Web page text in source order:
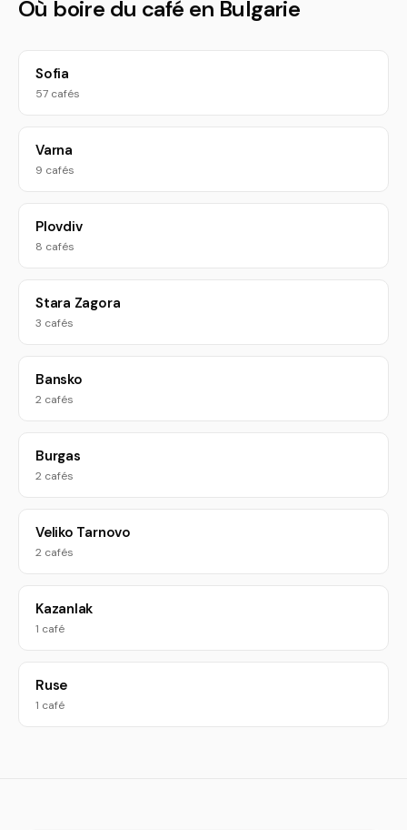
Où boire du café en Bulgarie
Sofia
57 cafés
Varna
9 cafés
Plovdiv
8 cafés
Stara Zagora
3 cafés
Bansko
2 cafés
Burgas
2 cafés
Veliko Tarnovo
2 cafés
Kazanlak
1 café
Ruse
1 café